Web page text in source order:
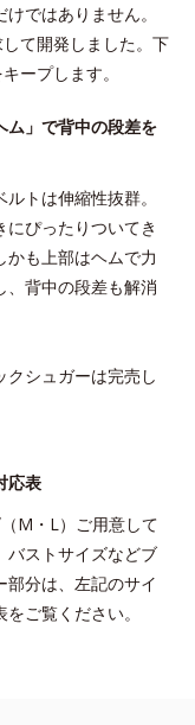
けではありません。
て開発しました。下
ープします。
ム」で背中の段差を
ルトは伸縮性抜群。
にぴったりついてき
かも上部はヘムで力
、背中の段差も解消
シュガーは完売し
応表
M・L）ご用意して
バストサイズなどブ
部分は、左記のサイ
をご覧ください。